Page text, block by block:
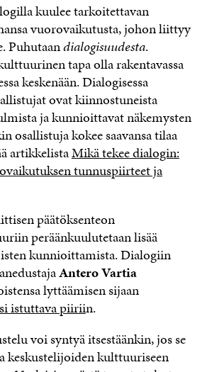
kuulee tarkoitettavan
vuorovaikutusta, johon liittyy
Puhutaandialogisuudesta.
tapa olla rakentavassa
keskenään. Dialogisessa
ovat kiinnostuneista
ja kunnioittavat näkemysten
osallistuja kokee saavansa tilaa
artikkelistaMikä tekee dialogin:
tunnuspiirteet ja
päätöksenteon
peräänkuulutetaan lisää
kunnioittamista. Dialogiin
Antero Vartia
lyttäämisen sijaan
istuttava piiriin.
voi syntyä itsestäänkin, jos se
keskustelijoiden kulttuuriseen